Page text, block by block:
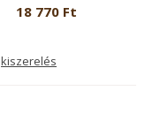
18 770 Ft
kiszerelés